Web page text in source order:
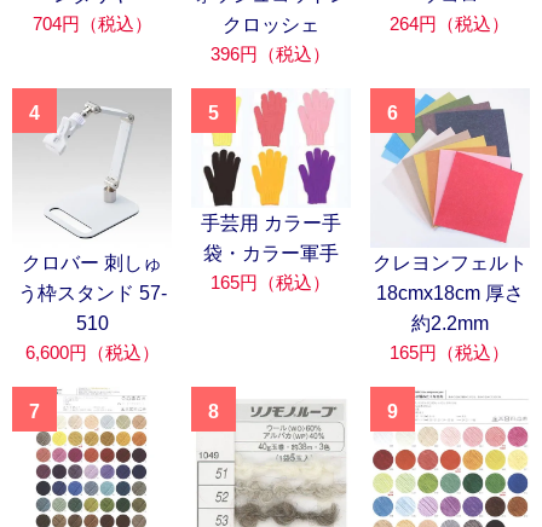
704円（税込）
クロッシェ
396円（税込）
264円（税込）
4
クロバー 刺しゅ
う枠スタンド 57-
510
6,600円（税込）
5
手芸用 カラー手
袋・カラー軍手
165円（税込）
6
クレヨンフェルト
18cmx18cm 厚さ
約2.2mm
165円（税込）
7 8 9